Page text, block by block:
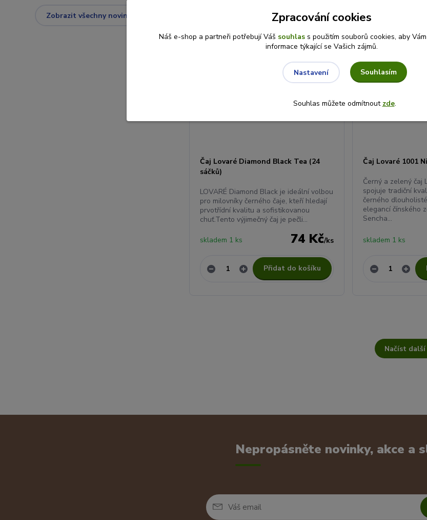
Novinka
Čaj Lovaré Diamond Black Tea (24
sáčků)
LOVARÉ Diamond Black je ideální volbou
pro milovníky černého čaje, kteří hledají
prvotřídní kvalitu a sofistikovanou
chuť.Tento výjimečný čaj je pečli...
74 Kč/ks
skladem 1 ks
Přidat do košíku
Novinka
Čaj Lovaré 1001
Černý a zelený čaj
spojuje tradiční
černého
elegancí čínského
Sencha...
skladem 1 ks
Načíst
Zobrazit všechny novinky
Nepropásněte novinky, akce a
Zpracování cookies
Náš e-shop a partneři potřebují Váš souhlass použitím souborů cookies, aby
informace týkající se Vašich zájmů.
Nastavení Souhlasím
Souhlas můžete odmítnout zde.